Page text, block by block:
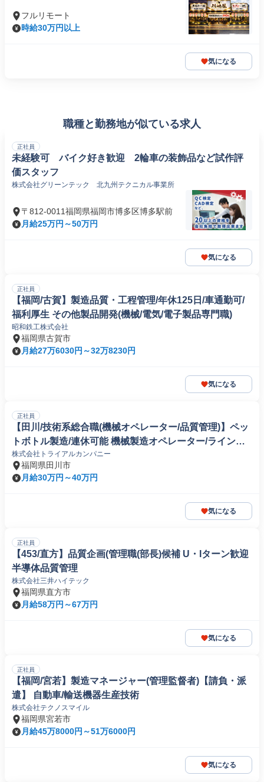
フルリモート
時給30万円以上
気になる
職種と勤務地が似ている求人
正社員
未経験可 バイク好き歓迎 2輪車の装飾品など試作評
価スタッフ
株式会社グリーンテック 北九州テクニカル事業所
〒812-0011福岡県福岡市博多区博多駅前
月給25万円～50万円
気になる
正社員
【福岡/古賀】製造品質・工程管理/年休125日/車通勤可/
福利厚生 その他製品開発(機械/電気/電子製品専門職)
昭和鉄工株式会社
福岡県古賀市
月給27万6030円～32万8230円
気になる
正社員
【田川/技術系総合職(機械オペレーター/品質管理)】ペッ
トボトル製造/連休可能 機械製造オペレーター/ラインマ
ネージャー
株式会社トライアルカンパニー
福岡県田川市
月給30万円～40万円
気になる
正社員
【453/直方】品質企画(管理職(部長)候補 U・Iターン歓迎
半導体品質管理
株式会社三井ハイテック
福岡県直方市
月給58万円～67万円
気になる
正社員
【福岡/宮若】製造マネージャー(管理監督者)【請負・派
遣】 自動車/輸送機器生産技術
株式会社テクノスマイル
福岡県宮若市
月給45万8000円～51万6000円
気になる